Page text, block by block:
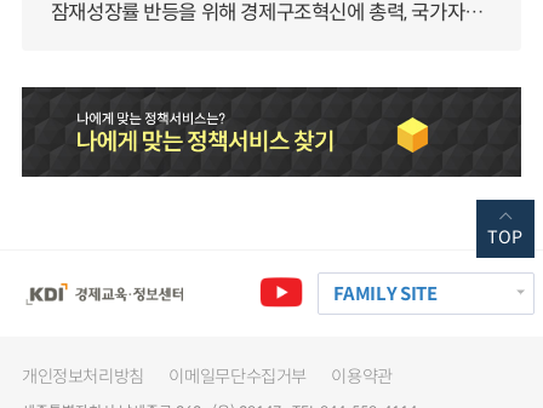
잠재성장률 반등을 위해 경제구조혁신에 총력, 국가자산 관리체계 대전환
FAMILY SITE
개인정보처리방침 이메일무단수집거부 이용약관
TOP